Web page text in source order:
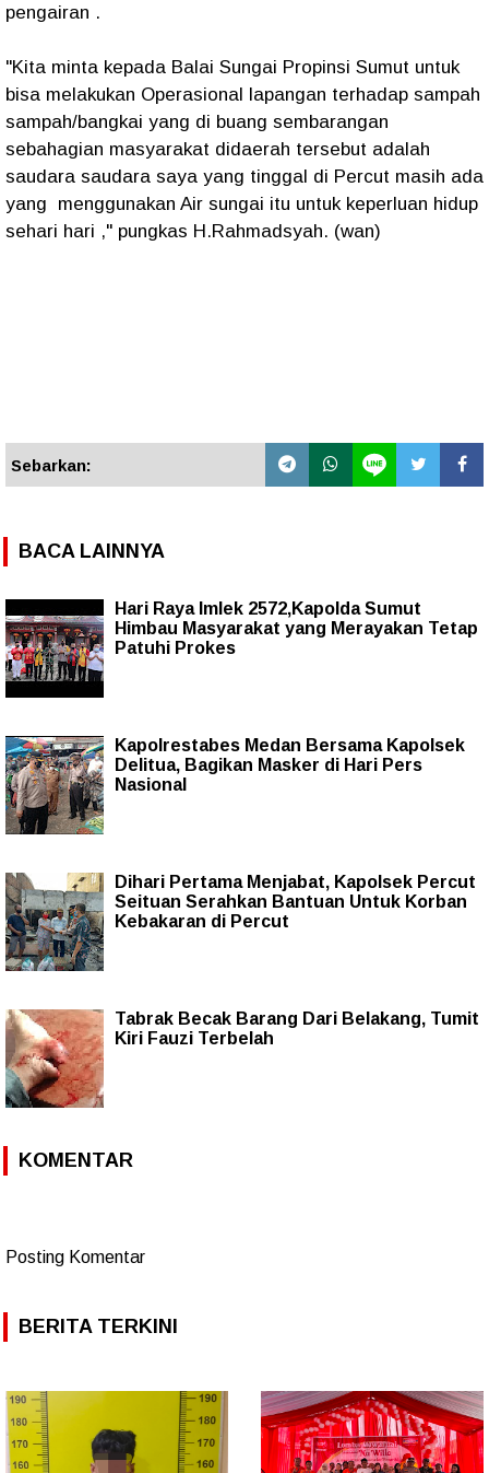
pengairan .
"Kita minta kepada Balai Sungai Propinsi Sumut untuk
bisa melakukan Operasional lapangan terhadap sampah
sampah/bangkai yang di buang sembarangan
sebahagian masyarakat didaerah tersebut adalah
saudara saudara saya yang tinggal di Percut masih ada
yang menggunakan Air sungai itu untuk keperluan hidup
sehari hari ," pungkas H.Rahmadsyah. (wan)
Sebarkan:
BACA LAINNYA
Hari Raya Imlek 2572,Kapolda Sumut
Himbau Masyarakat yang Merayakan Tetap
Patuhi Prokes
Kapolrestabes Medan Bersama Kapolsek
Delitua, Bagikan Masker di Hari Pers
Nasional
Dihari Pertama Menjabat, Kapolsek Percut
Seituan Serahkan Bantuan Untuk Korban
Kebakaran di Percut
Tabrak Becak Barang Dari Belakang, Tumit
Kiri Fauzi Terbelah
KOMENTAR
Posting Komentar
BERITA TERKINI